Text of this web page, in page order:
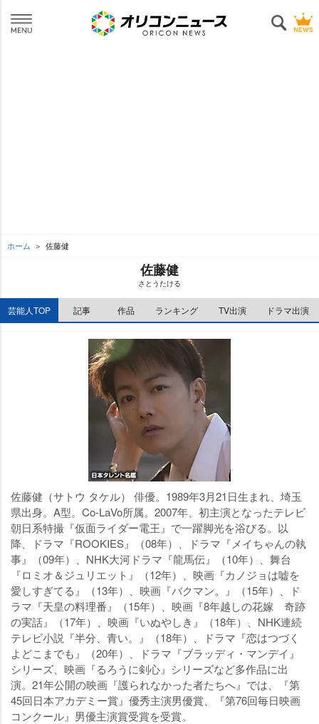
ホーム 佐藤健
佐藤健
さとうたける
芸能人TOP 記事 作品 ランキング TV出演 ドラマ出演
佐藤健（サトウ タケル） 俳優。1989年3月21日生まれ、埼玉
県出身。A型。Co-LaVo所属。2007年、初主演となったテレビ
朝日系特撮『仮面ライダー電王』で一躍脚光を浴びる。以
降、ドラマ『ROOKIES』（08年）、ドラマ『メイちゃんの執
事』（09年）、NHK大河ドラマ『龍馬伝』（10年）、舞台
『ロミオ＆ジュリエット』（12年）、映画『カノジョは嘘を
愛しすぎてる』（13年）、映画『バクマン。』（15年）、ド
ラマ『天皇の料理番』（15年）、映画『8年越しの花嫁 奇跡
の実話』（17年）、映画『いぬやしき』（18年）、NHK連続
テレビ小説『半分、青い。』（18年）、ドラマ『恋はつづく
よどこまでも』（20年）、ドラマ『ブラッディ・マンデイ』
シリーズ、映画『るろうに剣心』シリーズなど多作品に出
演。21年公開の映画『護られなかった者たちへ』では、『第
45回日本アカデミー賞』優秀主演男優賞、『第76回毎日映画
コンクール』男優主演賞受賞を受賞。